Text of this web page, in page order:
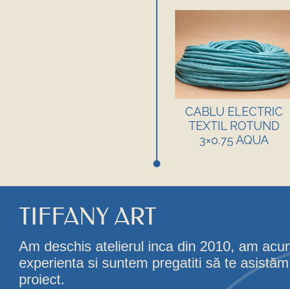
CABLU ELECTRIC
TEXTIL ROTUND
3×0.75 AQUA
TIFFANY ART
Am deschis atelierul inca din 2010, am
experienta si suntem pregatiti să te
proiect.